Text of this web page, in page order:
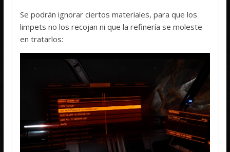
Se podrán ignorar ciertos materiales, para que los
limpets no los recojan ni que la refinería se moleste
en tratarlos: